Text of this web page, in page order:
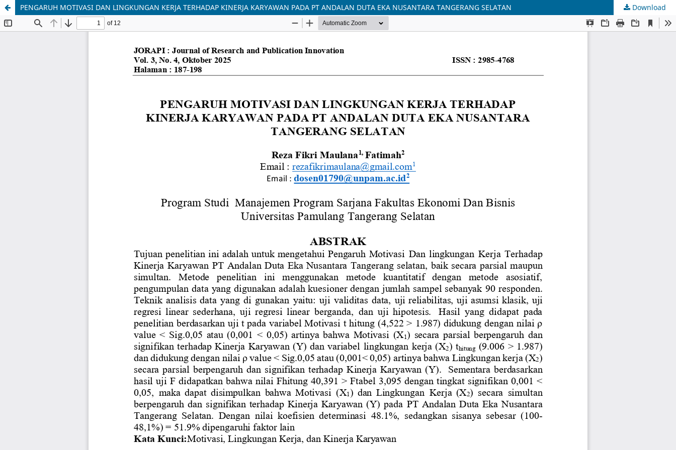
PENGARUH MOTIVASI DAN LINGKUNGAN KERJA TERHADAP KINERJA KARYAWAN PADA PT ANDALAN DUTA EKA NUSANTARA TANGERANG SELATAN Download